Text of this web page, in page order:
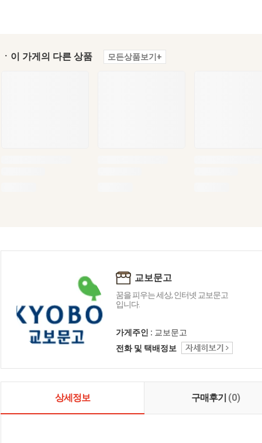
ㆍ이 가게의 다른 상품 모든상품보기+
교보문고
꿈을 피우는 세상, 인터넷 교보문고
입니다.
가게주인 : 교보문고
전화 및 택배정보
상세정보 구매후기 (0)